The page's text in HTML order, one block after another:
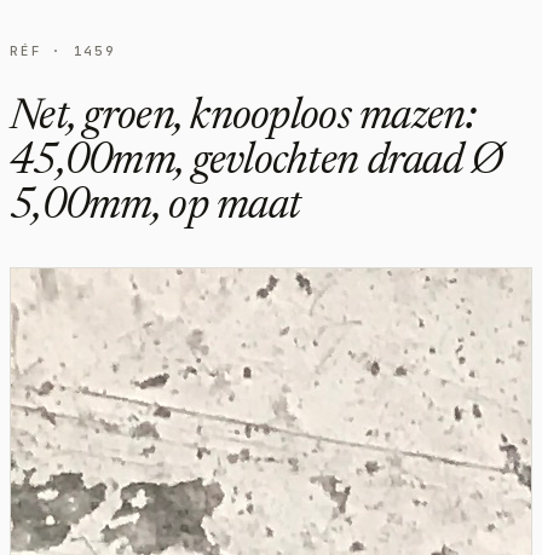
RÉF · 1459
Net, groen, knooploos mazen:
45,00mm, gevlochten draad Ø
5,00mm, op maat